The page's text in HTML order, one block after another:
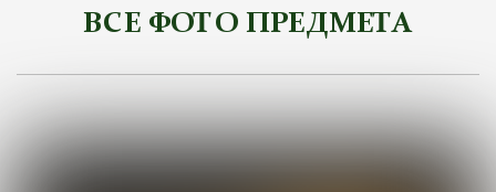
ВСЕ ФОТО ПРЕДМЕТА